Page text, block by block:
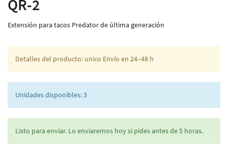
QR-2
Extensión para tacos Predator de última generación
Detalles del producto: unico Envío en 24–48 h
Unidades disponibles: 3
Listo para enviar. Lo enviaremos hoy si pides antes de 5 horas.